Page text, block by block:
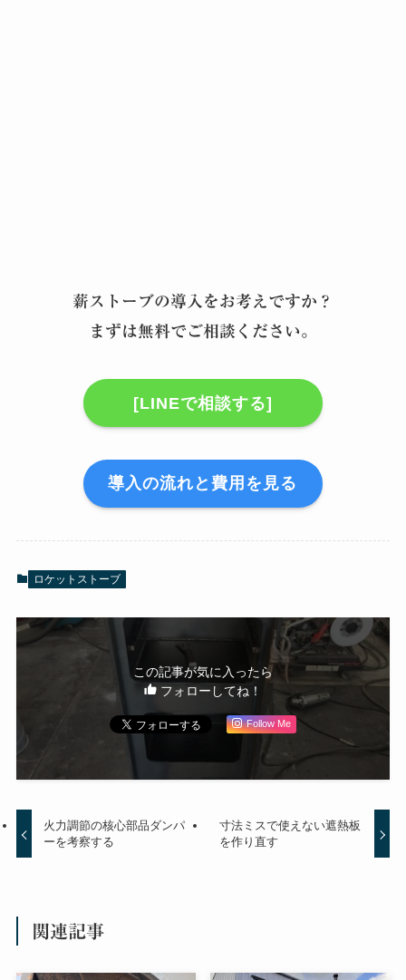
薪ストーブの導入をお考えですか？
まずは無料でご相談ください。
[LINEで相談する]
導入の流れと費用を見る
ロケットストーブ
この記事が気に入ったら
フォローしてね！
Follow Me
火力調節の核心部品ダンパ
ーを考察する
寸法ミスで使えない遮熱板
を作り直す
関連記事